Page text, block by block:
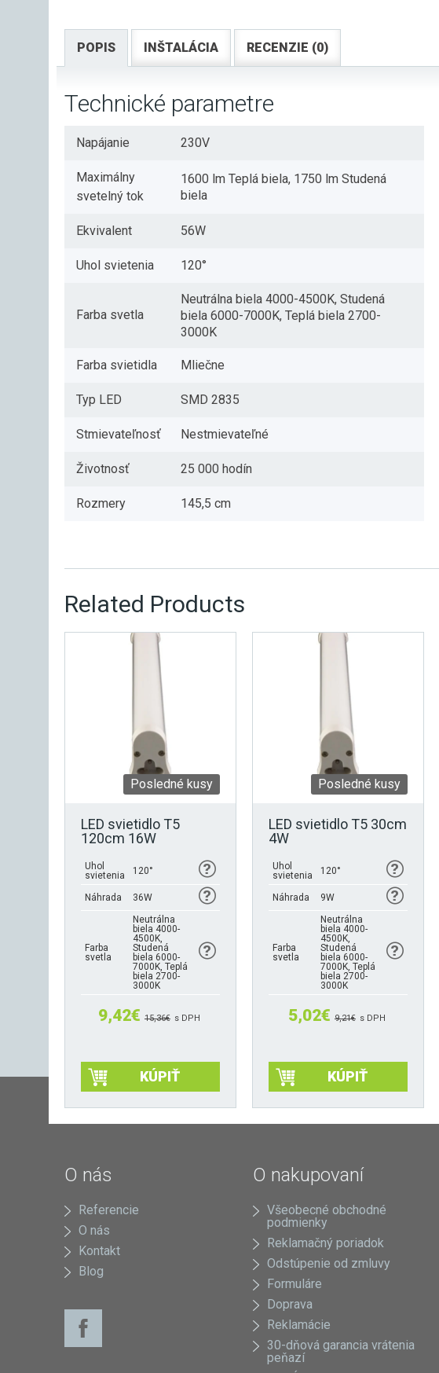
POPIS INŠTALÁCIA RECENZIE (0)
Technické parametre
Napájanie 230V
Maximálny
svetelný tok
1600 lm Teplá biela, 1750 lm Studená
biela
Ekvivalent 56W
Uhol svietenia 120°
Farba svetla
Neutrálna biela 4000-4500K, Studená
biela 6000-7000K, Teplá biela 2700-
3000K
Farba svietidla Mliečne
Typ LED SMD 2835
Stmievateľnosť Nestmievateľné
Životnosť 25 000 hodín
Rozmery 145,5 cm
Related Products
LED svietidlo T5
120cm 16W
Posledné kusy
Uhol
svietenia
120°
Náhrada 36W
Farba
svetla
Neutrálna
biela 4000-
4500K,
Studená
biela 6000-
7000K, Teplá
biela 2700-
3000K
9,42€ 15,36€ s DPH
KÚPIŤ
variantov.
Možnosti
môžete
vybrať
na
stránke
produktu.
LED svietidlo T5 30cm
4W
Posledné kusy
Uhol
svietenia
120°
Náhrada 9W
Farba
svetla
Neutrálna
biela 4000-
4500K,
Studená
biela 6000-
7000K, Teplá
biela 2700-
3000K
5,02€ 9,21€ s DPH
KÚPIŤ
variantov.
Možnosti
môžete
vybrať
na
stránke
produktu.
O nás
Referencie
O nás
Kontakt
Blog
O nakupovaní
Všeobecné obchodné
podmienky
Reklamačný poriadok
Odstúpenie od zmluvy
Formuláre
Doprava
Reklamácie
30-dňová garancia vrátenia
peňazí